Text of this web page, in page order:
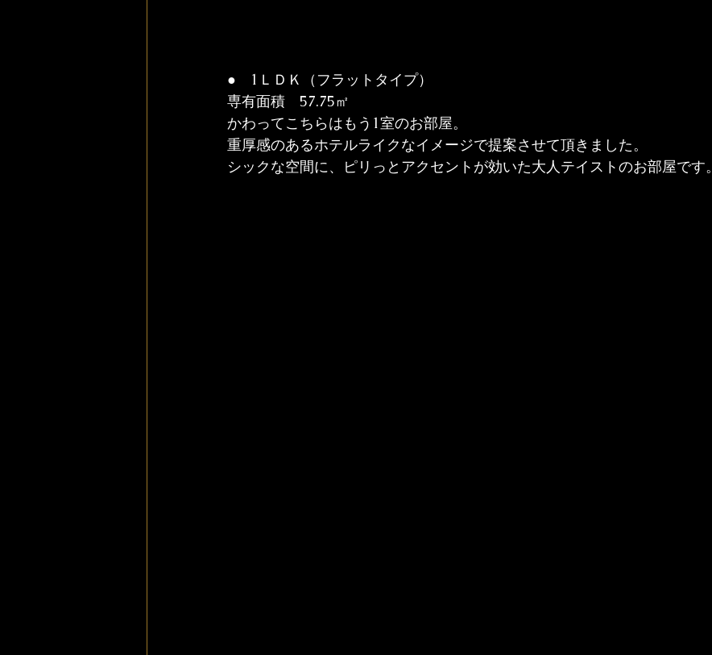
●　1ＬＤＫ（フラットタイプ）
専有面積　57.75㎡
かわってこちらはもう1室のお部屋。
重厚感のあるホテルライクなイメージで提案させて頂きました。
シックな空間に、ピリっとアクセントが効いた大人テイストのお部屋です。